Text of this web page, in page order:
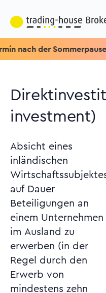
investment)
Absicht eines
inländischen
auf Dauer
Beteiligungen an
einem Unternehmen
im Ausland zu
erwerben (in der
Regel durch den
Erwerb von
mindestens zehn
Monatsberichts der
EZB sowie
Monatsbericht
EZB vom Juli 2002,
S. 71, Monatsbericht
der Deutschen
Bundesbank vom
Januar 2005, S. 29 ff.
(Anlagen deutsche
Banken im Ausland;
dort auf S. 23 zu den